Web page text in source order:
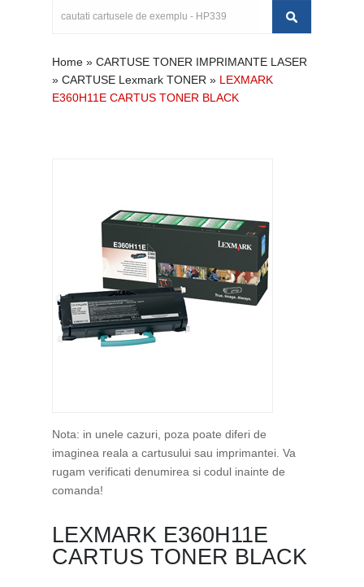
Home » CARTUSE TONER IMPRIMANTE LASER
» CARTUSE Lexmark TONER » LEXMARK
E360H11E CARTUS TONER BLACK
Nota: in unele cazuri, poza poate diferi de
imaginea reala a cartusului sau imprimantei. Va
rugam verificati denumirea si codul inainte de
comanda!
LEXMARK E360H11E
CARTUS TONER BLACK